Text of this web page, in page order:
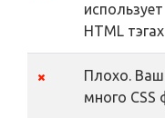
HTML
Плохо.
много